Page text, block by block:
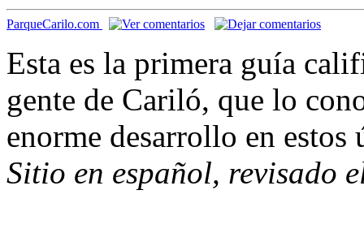
ParqueCarilo.com
Esta es la primera guía
gente de Cariló, que lo
enorme desarrollo en estos
Sitio en español, revisado